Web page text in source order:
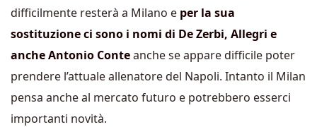
difficilmente resterà a Milano e per la sua
sostituzione ci sono i nomi di De Zerbi, Allegri e
anche Antonio Conteanche se appare difficile poter
prendere l’attuale allenatore del Napoli. Intanto il Milan
pensa anche al mercato futuro e potrebbero esserci
importanti novità.